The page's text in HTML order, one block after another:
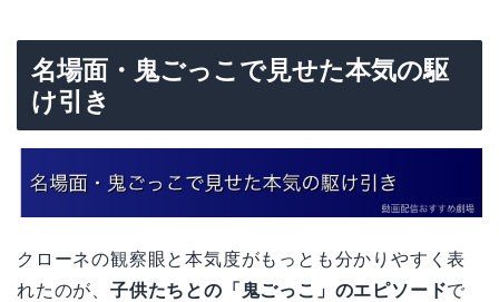
名場面・鬼ごっこで見せた本気の駆
け引き
クローネの観察眼と本気度がもっとも分かりやすく表
れたのが、 子供たちとの「鬼ごっこ」のエピソードで